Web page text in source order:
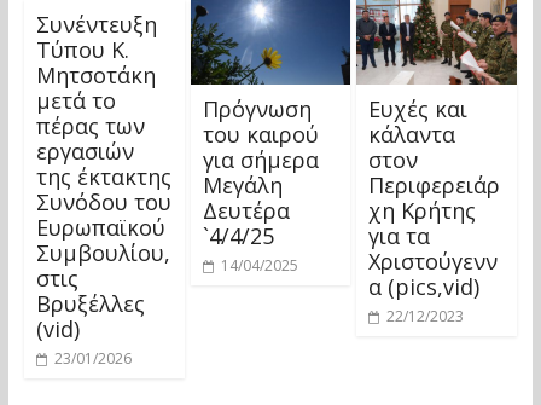
Συνέντευξη
Τύπου Κ.
Μητσοτάκη
μετά το
πέρας των
εργασιών
της έκτακτης
Συνόδου του
Ευρωπαϊκού
Συμβουλίου,
στις
Βρυξέλλες
(vid)
23/01/2026
Πρόγνωση
του καιρού
για σήμερα
Μεγάλη
Δευτέρα
`4/4/25
14/04/2025
Ευχές και
κάλαντα
στον
Περιφερειάρ
χη Κρήτης
για τα
Χριστούγενν
α (pics,vid)
22/12/2023